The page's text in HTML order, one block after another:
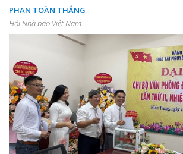
PHAN TOÀN THẮNG
Hội Nhà báo Việt Nam